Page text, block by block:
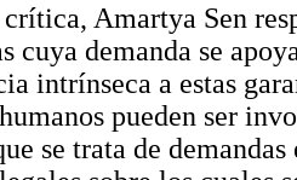
Amartya Sen
cuya demanda se
intrínseca a estas
pueden ser
se trata de